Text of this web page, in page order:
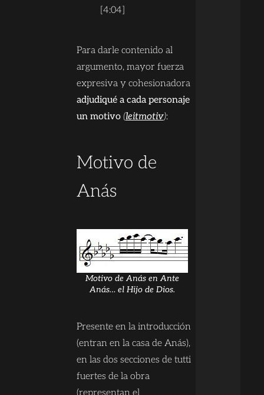
[4:04]
Para darle contenido al
argumento, mayor fuerza
expresiva y cohesionadora
adjudiqué a cada personaje
un motivo (leitmotiv):
Motivo de
Anás
Motivo de Anás en Ante
Anás… el Hijo de Dios.
Presente en la introducción
(entran en la casa de Anás),
en las dos secciones de tutti
fuertes de la obra